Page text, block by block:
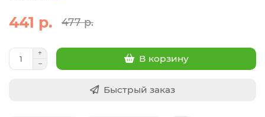
441 р. 477 р.
В корзину
Быстрый заказ